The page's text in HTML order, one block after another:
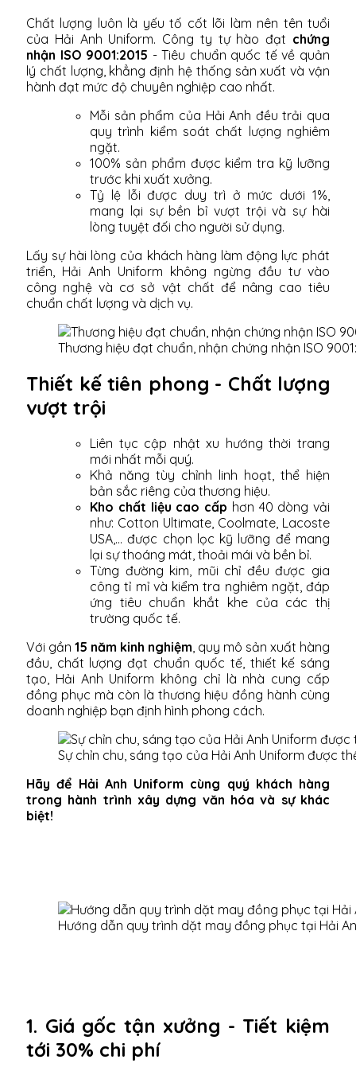
Chất lượng luôn là yếu tố cốt lõi làm nên tên tuổi
của Hải Anh Uniform. Công ty tự hào đạt chứng
nhận ISO 9001:2015 - Tiêu chuẩn quốc tế về quản
lý chất lượng, khẳng định hệ thống sản xuất và vận
hành đạt mức độ chuyên nghiệp cao nhất.
Mỗi sản phẩm của Hải Anh đều trải qua
quy trình kiểm soát chất lượng nghiêm
ngặt.
100% sản phẩm được kiểm tra kỹ lưỡng
trước khi xuất xưởng.
Tỷ lệ lỗi được duy trì ở mức dưới 1%,
mang lại sự bền bỉ vượt trội và sự hài
lòng tuyệt đối cho người sử dụng.
Lấy sự hài lòng của khách hàng làm động lực phát
triển, Hải Anh Uniform không ngừng đầu tư vào
công nghệ và cơ sở vật chất để nâng cao tiêu
chuẩn chất lượng và dịch vụ.
Thương hiệu đạt chuẩn, nhận chứng nhận ISO
Thiết kế tiên phong - Chất lượng
vượt trội
Liên tục cập nhật xu hướng thời trang
mới nhất mỗi quý.
Khả năng tùy chỉnh linh hoạt, thể hiện
bản sắc riêng của thương hiệu.
Kho chất liệu cao cấp hơn 40 dòng vải
như: Cotton Ultimate, Coolmate, Lacoste
USA,... được chọn lọc kỹ lưỡng để mang
lại sự thoáng mát, thoải mái và bền bỉ.
Từng đường kim, mũi chỉ đều được gia
công tỉ mỉ và kiểm tra nghiêm ngặt, đáp
ứng tiêu chuẩn khắt khe của các thị
trường quốc tế.
Với gần 15 năm kinh nghiệm , quy mô sản xuất hàng
đầu, chất lượng đạt chuẩn quốc tế, thiết kế sáng
tạo, Hải Anh Uniform không chỉ là nhà cung cấp
đồng phục mà còn là thương hiệu đồng hành cùng
doanh nghiệp bạn định hình phong cách.
Sự chỉn chu, sáng tạo của Hải Anh Uniform được
Hãy để Hải Anh Uniform cùng quý khách hàng
trong hành trình xây dựng văn hóa và sự khác
biệt!
Hướng dẫn quy trình dặt may đồng phục tại Hải
1. Giá gốc tận xưởng - Tiết kiệm
tới 30% chi phí